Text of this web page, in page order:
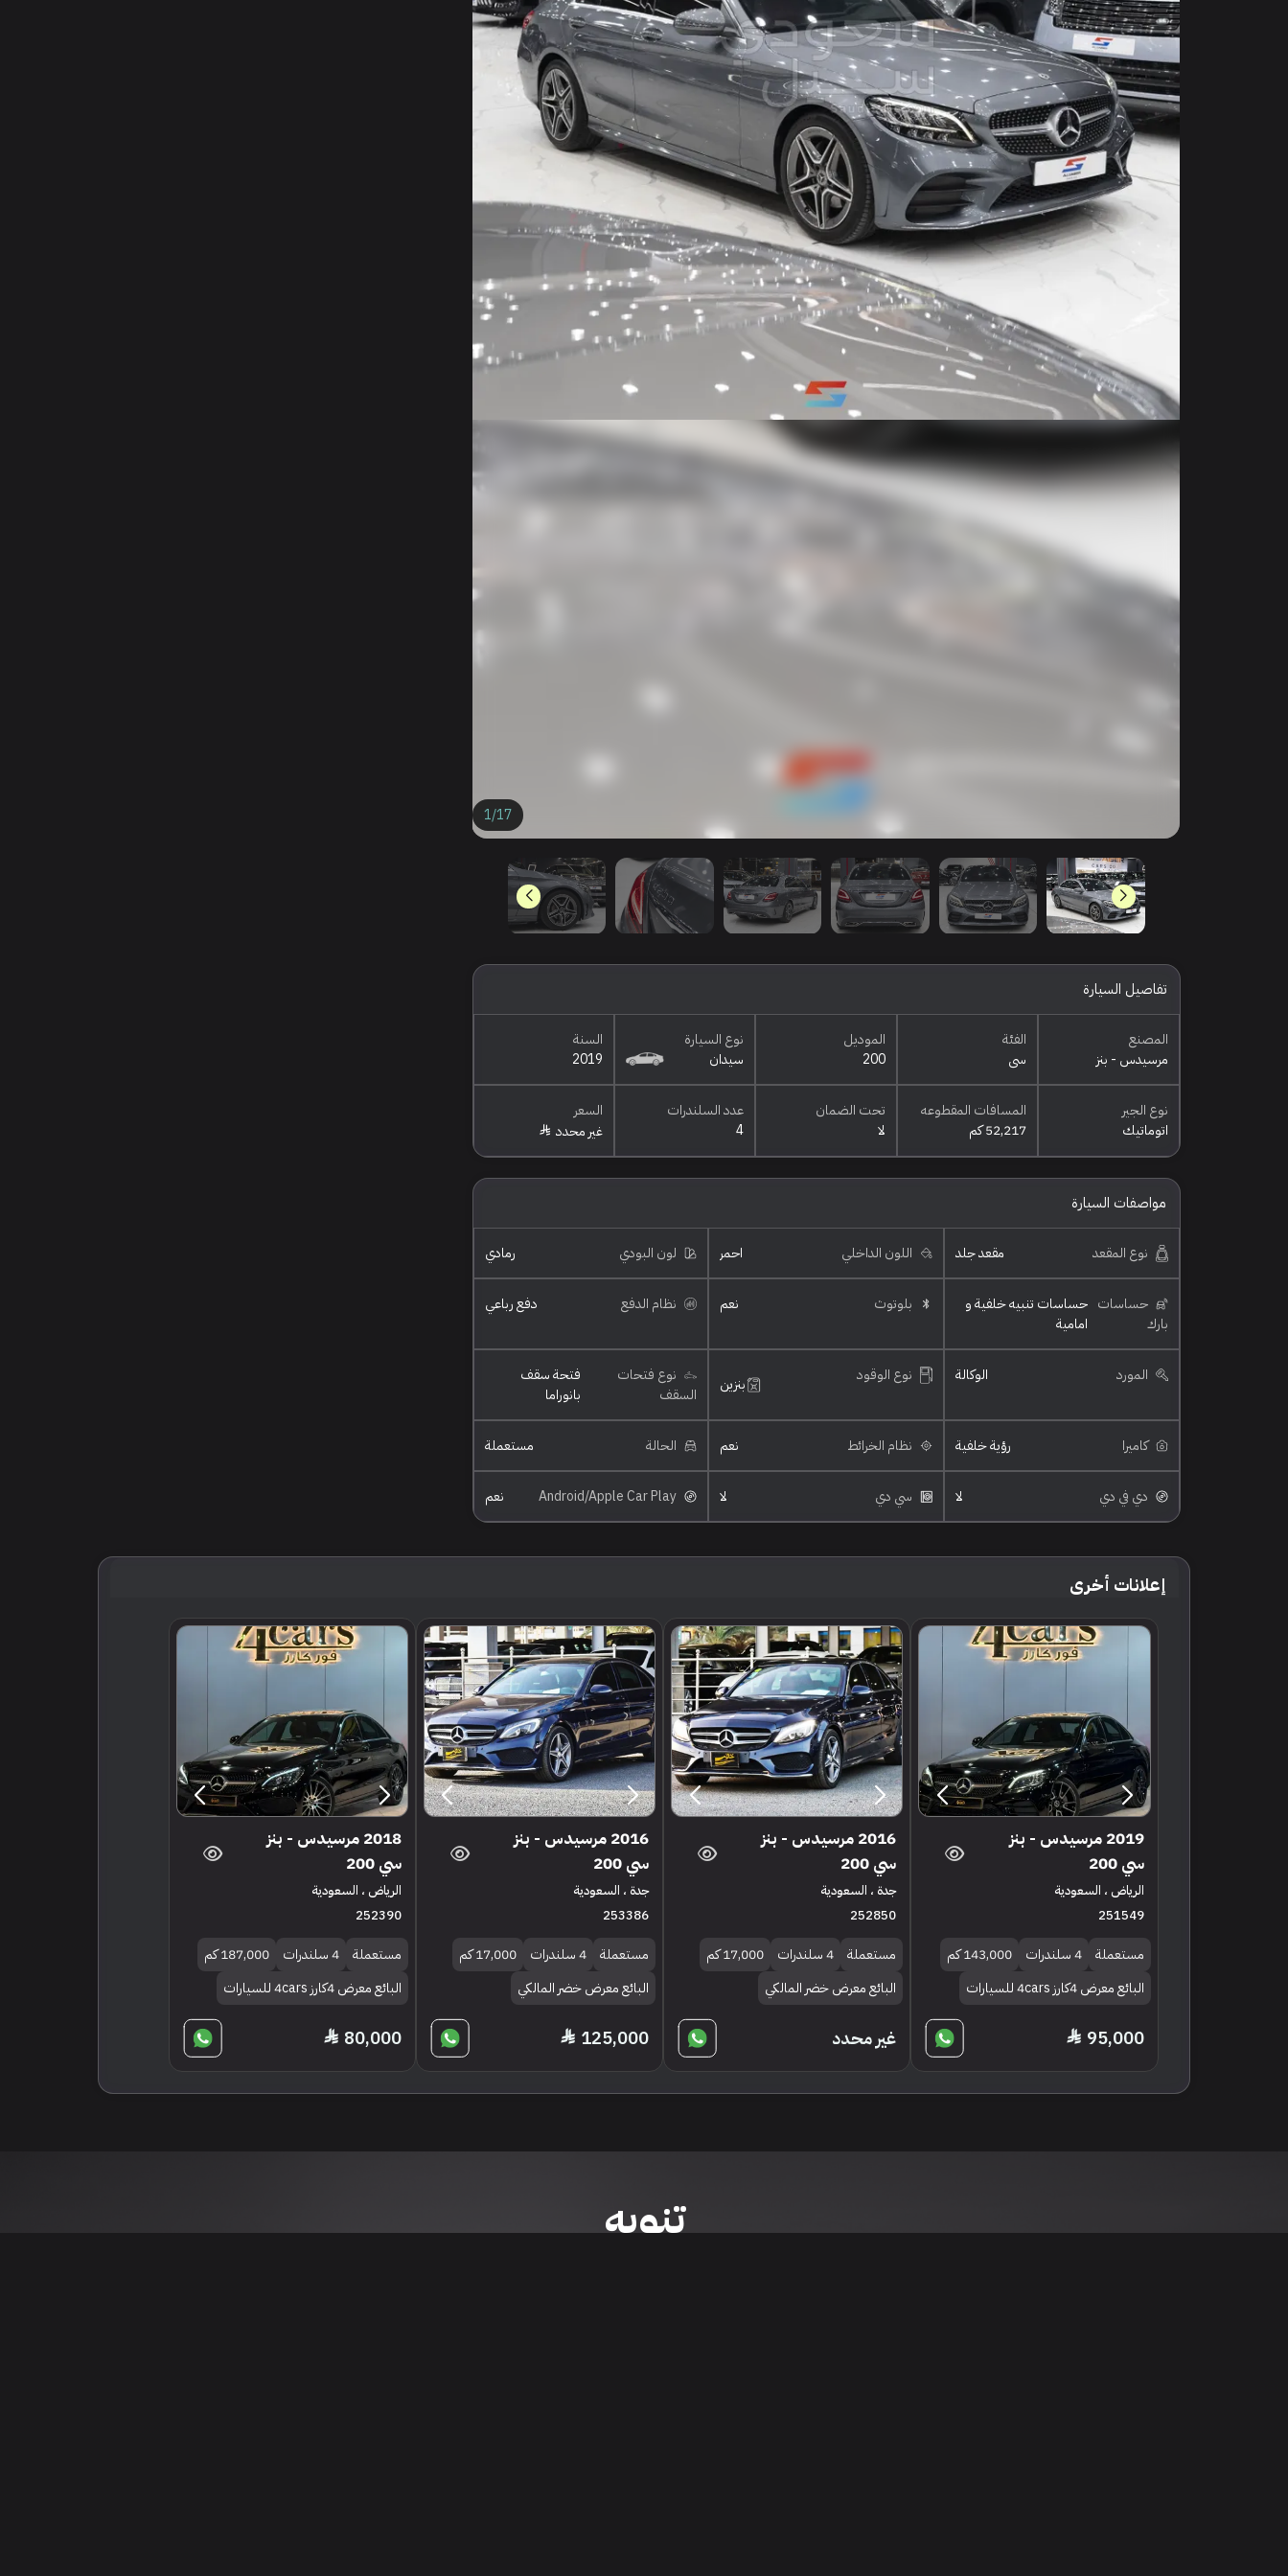
1/17
تفاصيل السيارة
المصنع
مرسيدس - بنز
الفئة
سي
الموديل
200
نوع السيارة
سيدان
السنة
2019
نوع الجير
اتوماتيك
المسافات المقطوعه
52,217 كم
تحت الضمان
لا
عدد السلندرات
4
السعر
غير محدد
مواصفات السيارة
نوع المقعد مقعد جلد اللون الداخلي احمر لون البودي رمادي
حساسات
بارك
حساسات تنبيه خلفية و
امامية
بلوتوث نعم نظام الدفع دفع رباعي
المورد الوكالة نوع الوقود بنزين
نوع فتحات
السقف
فتحة سقف
بانوراما
كاميرا رؤية خلفية نظام الخرائط نعم الحالة مستعملة
دي في دي لا سي دي لا نعم
إعلانات أخرى
2019 مرسيدس - بنز
سي 200
الرياض ، السعودية
251549
مستعملة 4 سلندرات
143,000 كم
البائع معرض 4كارز 4cars للسيارات
95,000
2016 مرسيدس - بنز
سي 200
جدة ، السعودية
252850
مستعملة 4 سلندرات
17,000 كم
البائع معرض خضر المالكي
غير محدد
2016 مرسيدس - بنز
سي 200
جدة ، السعودية
253386
مستعملة 4 سلندرات
17,000 كم
البائع معرض خضر المالكي
125,000
2018 مرسيدس - بنز
سي 200
الرياض ، السعودية
252390
مستعملة 4 سلندرات
187,000 كم
البائع معرض 4كارز 4cars للسيارات
80,000
تنويه